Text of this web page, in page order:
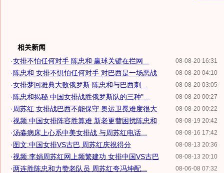
相关新闻
08-08-20 16:31
·女排不怕任何对手 陈忠和:赢球关键在拦网...
08-08-20 04:10
· 陈忠和:女排不惧怕任何对手 对巴西是一场恶战
08-08-20 03:05
·女排梦回雅典大败俄罗斯 陈忠和与巴西刺...
08-08-20 00:27
· 陈忠和揭秘:中国女排战胜俄罗斯队的三种"...
08-08-20 00:22
· 周苏红:女排战巴西不能保守 奥运卫冕难度很大
08-08-19 20:42
·视频:中国女排阵容胜算难 新老更替困扰陈忠和
08-08-16 17:42
·汤淼病床上心系中美女排战 与周苏红电话...
08-08-13 20:36
·图文:中国女排VS古巴 周苏红庆祝得分
08-08-13 20:10
·视频:李娟周苏红网上频繁建功 女排中国VS古巴
08-06-08 07:32
·两连胜陈忠和力赞老队员 周苏红夸冯坤配...